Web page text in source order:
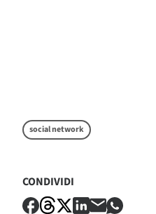
social network
CONDIVIDI